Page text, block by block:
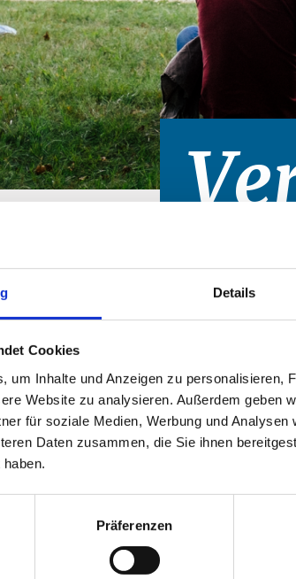
Details
Cookies
um Inhalte und Anzeigen zu personalisieren,
Website zu analysieren. Außerdem geben
für soziale Medien, Werbung und
Daten zusammen, die Sie ihnen
Präferenzen